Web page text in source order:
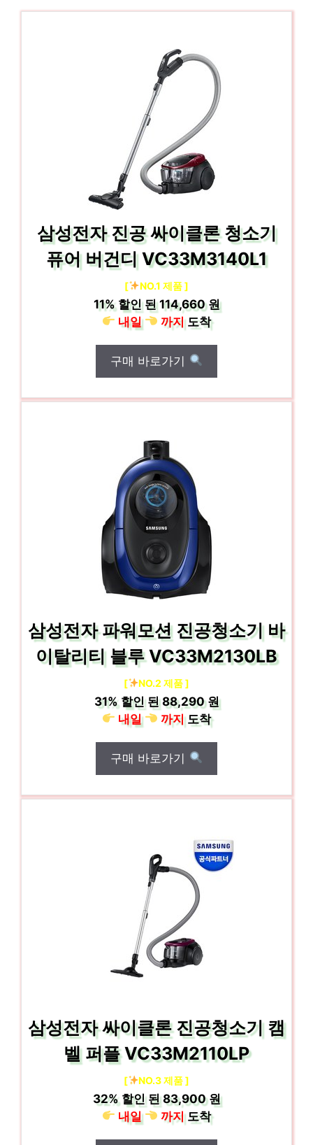
삼성전자 진공 싸이클론 청소기
퓨어 버건디 VC33M3140L1
[ NO.1 제품 ]
11%할인 된114,660 원
내일
까지도착
구매 바로가기
삼성전자 파워모션 진공청소기 바
이탈리티 블루 VC33M2130LB
[ NO.2 제품 ]
31%할인 된88,290 원
내일
까지도착
구매 바로가기
삼성전자 싸이클론 진공청소기 캠
벨 퍼플 VC33M2110LP
[ NO.3 제품 ]
32%할인 된83,900 원
내일
까지도착